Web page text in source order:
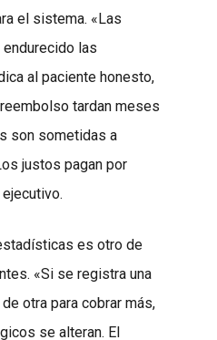
el sistema. «Las
endurecido las
al paciente honesto,
tardan meses
son sometidas a
justos pagan por
es otro de
«Si se registra una
otra para cobrar más,
se alteran. El